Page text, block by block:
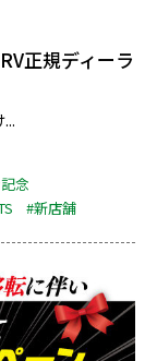
正規ディーラ
念
#新店舗